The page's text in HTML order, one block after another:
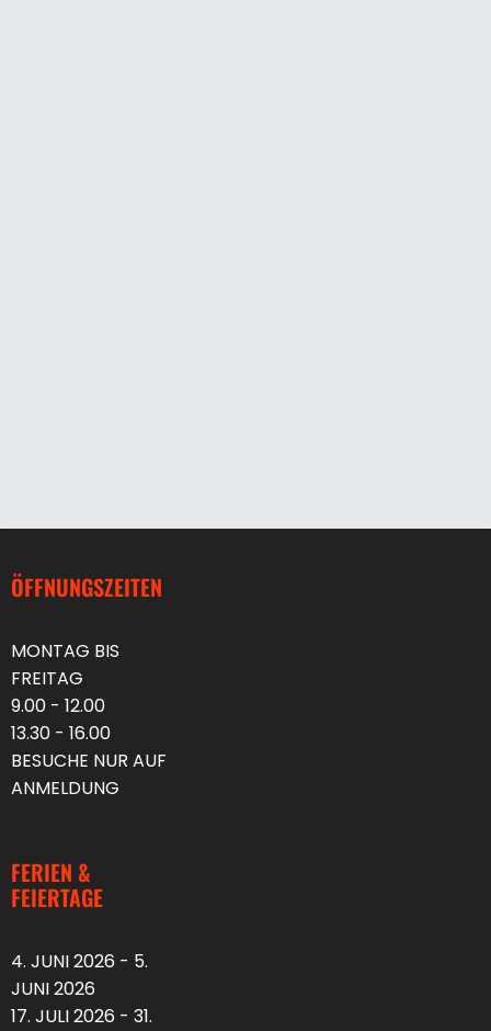
ÖFFNUNGSZEITEN
MONTAG BIS
FREITAG
9.00 - 12.00
13.30 - 16.00
BESUCHE NUR AUF
ANMELDUNG
FERIEN &
FEIERTAGE
4. JUNI 2026 - 5.
JUNI 2026
17. JULI 2026 - 31.